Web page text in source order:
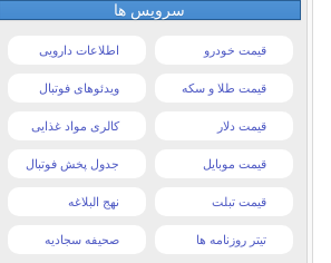
سرویس ها
قیمت خودرو اطلاعات دارویی
قیمت طلا و سکه ویدئوهای فوتبال
قیمت دلار کالری مواد غذایی
قیمت موبایل جدول پخش فوتبال
قیمت تبلت نهج البلاغه
تیتر روزنامه ها صحیفه سجادیه